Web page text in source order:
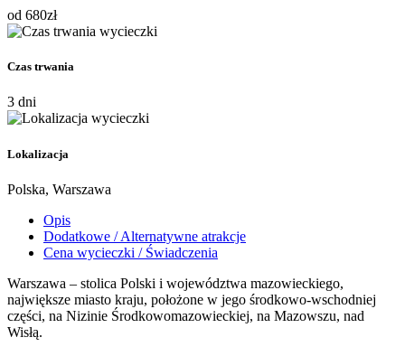
od 680zł
Czas trwania
3 dni
Lokalizacja
Polska, Warszawa
Opis
Dodatkowe / Alternatywne atrakcje
Cena wycieczki / Świadczenia
Warszawa – stolica Polski i województwa mazowieckiego,
największe miasto kraju, położone w jego środkowo-wschodniej
części, na Nizinie Środkowomazowieckiej, na Mazowszu, nad
Wisłą.